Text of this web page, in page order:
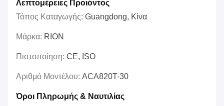
Λεπτομέρειες Προιόντος
Τόπος Καταγωγής: Guangdong, Κίνα
Μάρκα: RION
Πιστοποίηση: CE, ISO
Αριθμό Μοντέλου: ACA820T-30
Όροι Πληρωμής & Ναυτιλίας